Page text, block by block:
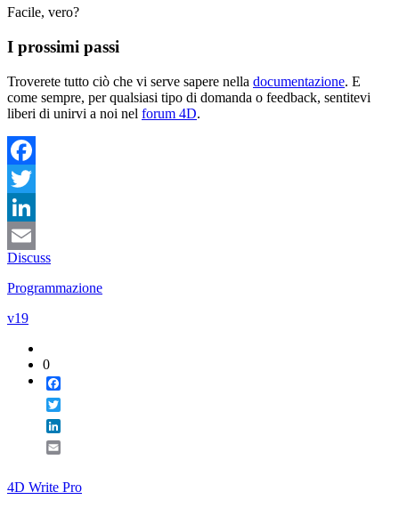
Facile, vero?
I prossimi passi
Troverete tutto ciò che vi serve sapere nella documentazione. E
come sempre, per qualsiasi tipo di domanda o feedback, sentitevi
liberi di unirvi a noi nel forum 4D.
Facebook
Twitter
LinkedIn
Email
Discuss
Programmazione
v19
0
4D Write Pro